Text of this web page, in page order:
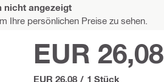
nicht angezeigt
Ihre persönlichen Preise zu sehen.
EUR 26,08
EUR 26,08 / 1 Stück